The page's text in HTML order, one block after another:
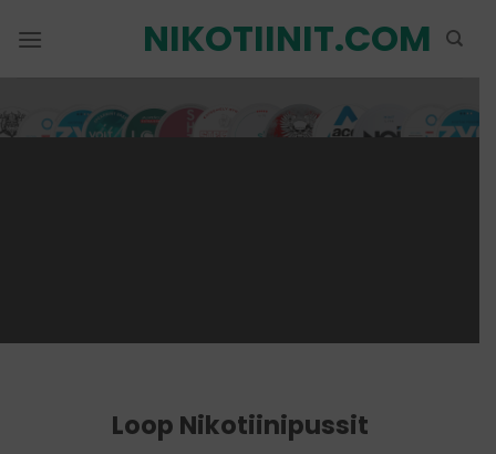
sisältöön
NIKOTIINIT.COM
Loop Nikotiinipussit